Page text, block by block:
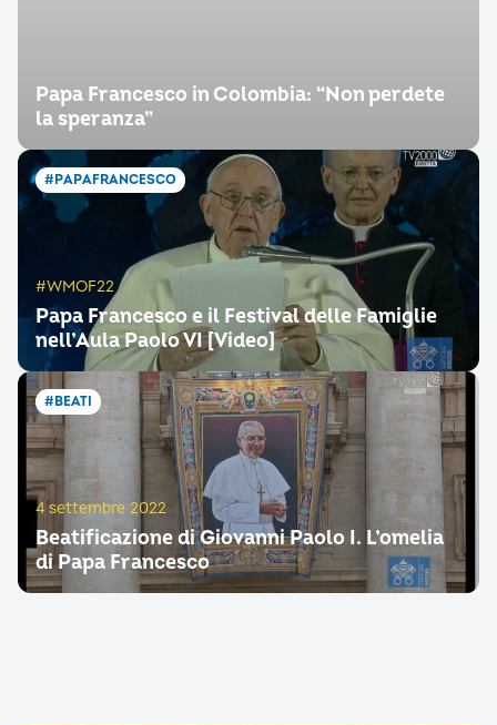
Papa Francesco in Colombia: “Non perdete
la speranza”
#PAPAFRANCESCO
#WMOF22
Papa Francesco e il Festival delle Famiglie
nell’Aula Paolo VI [Video]
#BEATI
4 settembre 2022
Beatificazione di Giovanni Paolo I. L’omelia
di Papa Francesco